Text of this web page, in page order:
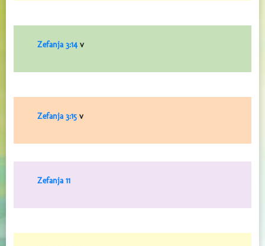
Zefanja 3:14v
Zefanja 3:15 v
Zefanja 11